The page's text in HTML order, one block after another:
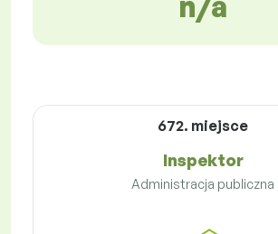
672. miejsce
Inspektor
Administracja publiczna